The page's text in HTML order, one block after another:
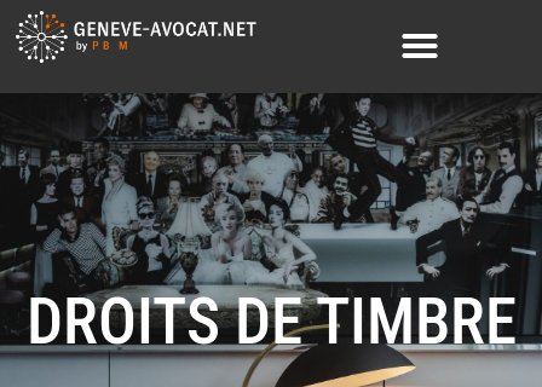
DROITS DE TIMBRE